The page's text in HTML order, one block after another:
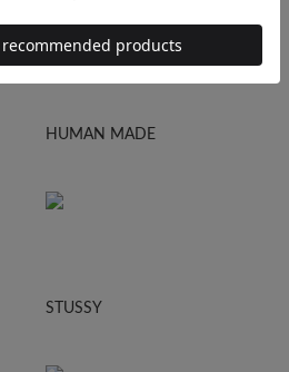
HUMAN MADE
STUSSY